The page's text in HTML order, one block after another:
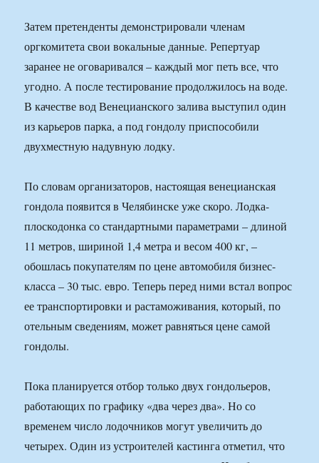
Затем претенденты демонстрировали членам
оргкомитета свои вокальные данные. Репертуар
заранее не оговаривался – каждый мог петь все, что
угодно. А после тестирование продолжилось на воде.
В качестве вод Венецианского залива выступил один
из карьеров парка, а под гондолу приспособили
двухместную надувную лодку.
По словам организаторов, настоящая венецианская
гондола появится в Челябинске уже скоро. Лодка-
плоскодонка со стандартными параметрами – длиной
11 метров, шириной 1,4 метра и весом 400 кг, –
обошлась покупателям по цене автомобиля бизнес-
класса – 30 тыс. евро. Теперь перед ними встал вопрос
ее транспортировки и растаможивания, который, по
отельным сведениям, может равняться цене самой
гондолы.
Пока планируется отбор только двух гондольеров,
работающих по графику «два через два». Но со
временем число лодочников могут увеличить до
четырех. Один из устроителей кастинга отметил, что